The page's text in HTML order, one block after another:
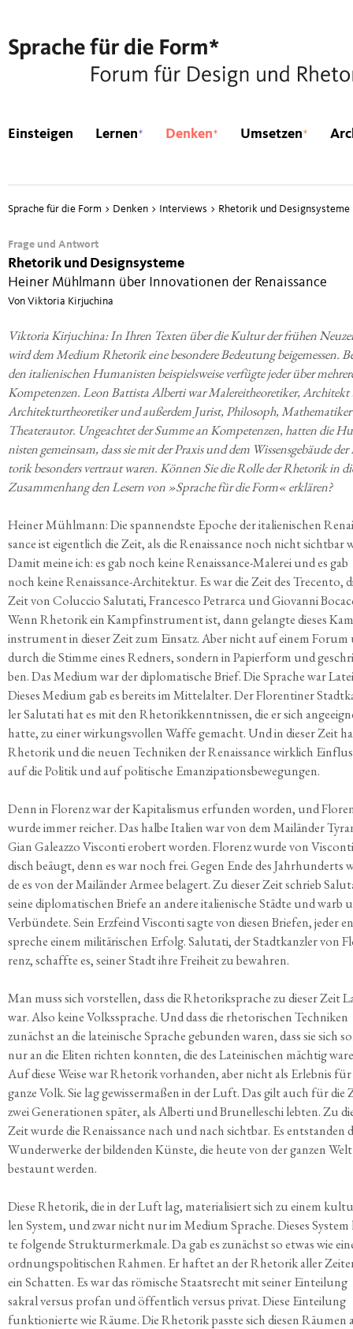
Einsteigen Lernen* Denken* Umsetzen*
Sprache für die Form > Denken > Interviews > Rhetorik und Designsysteme
Frage und Antwort
Rhetorik und Designsysteme
Heiner Mühlmann über Innovationen der Renaissance
Von Viktoria Kirjuchina
Vik­to­ria Kir­juchi­na: In Ihren Tex­ten über die Kul­tur der frü­hen
wird dem Medi­um Rhe­to­rik eine beson­de­re Bedeu­tung bei­gemes­sen.
den ita­lie­ni­schen Huma­nis­ten bei­spiels­wei­se ver­füg­te jeder über
Kom­pe­ten­zen. Leon Bat­tis­ta Alber­ti war Male­rei­theo­re­ti­ker,
Archi­tek­tur­theo­re­ti­ker und außer­dem Jurist, Phi­lo­soph,
Thea­ter­au­tor. Unge­ach­tet der Sum­me an Kom­pe­ten­zen, hat­ten die
nis­ten gemein­sam, dass sie mit der Pra­xis und dem Wis­sens­ge­bäu­de
to­rik beson­ders ver­traut waren. Kön­nen Sie die Rol­le der Rhe­to­rik in
Zusam­men­hang den Lesern von »Spra­che für die Form« erklären?
Hei­ner Mühl­mann: Die span­nends­te Epo­che der ita­lie­ni­schen
sance ist eigent­lich die Zeit, als die Renais­sance noch nicht sicht­bar
Damit mei­ne ich: es gab noch kei­ne Renais­sance-Male­rei und es gab
noch kei­ne Renais­sance-Archi­tek­tur. Es war die Zeit des Tre­cen­to,
Zeit von Coluc­cio Salu­ta­ti, Fran­ces­co Petrar­ca und Gio­van­ni
Wenn Rhe­to­rik ein Kampf­in­stru­ment ist, dann gelang­te die­ses
in­stru­ment in die­ser Zeit zum Ein­satz. Aber nicht auf einem Forum
durch die Stim­me eines Red­ners, son­dern in Papier­form und
ben. Das Medi­um war der diplo­ma­ti­sche Brief. Die Spra­che war
Die­ses Medi­um gab es bereits im Mit­tel­al­ter. Der Flo­ren­ti­ner
ler Salu­ta­ti hat es mit den Rhe­to­rik­kennt­nis­sen, die er sich
hat­te, zu einer wir­kungs­vol­len Waf­fe gemacht. Und in die­ser Zeit
Rhe­to­rik und die neu­en Tech­ni­ken der Renais­sance wirk­lich
auf die Poli­tik und auf poli­ti­sche Eman­zi­pa­ti­ons­be­we­gun­gen.
Denn in Flo­renz war der Kapi­ta­lis­mus erfun­den wor­den, und
wur­de immer rei­cher. Das hal­be Ita­li­en war von dem Mai­län­der
Gian Galeaz­zo Vis­con­ti erobert wor­den. Flo­renz wur­de von
disch beäugt, denn es war noch frei. Gegen Ende des Jahr­hun­derts
de es von der Mai­län­der Armee bela­gert. Zu die­ser Zeit schrieb
sei­ne diplo­ma­ti­schen Brie­fe an ande­re ita­lie­ni­sche Städ­te und warb
Ver­bün­de­te. Sein Erz­feind Vis­con­ti sag­te von die­sen Brie­fen, jeder
spre­che einem mili­tä­ri­schen Erfolg. Salu­ta­ti, der Stadt­kanz­ler von
renz, schaff­te es, sei­ner Stadt ihre Frei­heit zu bewahren.
Man muss sich vor­stel­len, dass die Rhe­to­rik­spra­che zu die­ser Zeit
war. Also kei­ne Volks­spra­che. Und dass die rhe­to­ri­schen Tech­ni­ken
zunächst an die latei­ni­sche Spra­che gebun­den waren, dass sie sich
nur an die Eli­ten rich­ten konn­ten, die des Latei­ni­schen mäch­tig
Auf die­se Wei­se war Rhe­to­rik vor­han­den, aber nicht als Erleb­nis für
gan­ze Volk. Sie lag gewis­ser­ma­ßen in der Luft. Das gilt auch für die
zwei Gene­ra­tio­nen spä­ter, als Alber­ti und Bru­nel­le­schi leb­ten. Zu
Zeit wur­de die Renais­sance nach und nach sicht­bar. Es ent­stan­den
Wun­der­wer­ke der bil­den­den Küns­te, die heu­te von der gan­zen Welt
bestaunt werden.
Die­se Rhe­to­rik, die in der Luft lag, mate­ria­li­siert sich zu einem
len Sys­tem, und zwar nicht nur im Medi­um Spra­che. Die­ses
te fol­gen­de Struk­tur­merk­ma­le. Da gab es zunächst so etwas wie
ord­nungs­po­li­ti­schen Rah­men. Er haf­tet an der Rhe­to­rik aller
ein Schat­ten. Es war das römi­sche Staats­recht mit sei­ner Ein­tei­lung
sakral ver­sus pro­fan und öffent­lich ver­sus pri­vat. Die­se Ein­tei­lung
funk­tio­nier­te wie Räu­me. Die Rhe­to­rik pass­te sich die­sen Räu­men